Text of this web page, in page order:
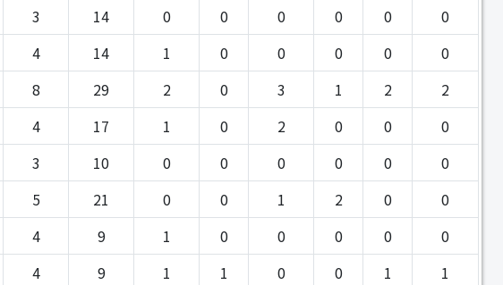
3 14 0 0 0 0 0
0
4 14 1 0 0 0 0
0
8 29 2 0 3 1 2
2
4 17 1 0 2 0 0
0
3 10 0 0 0 0 0
0
5 21 0 0 1 2 0
0
4 9 1 0 0 0 0
0
4 9 1 1 0 0 1 1